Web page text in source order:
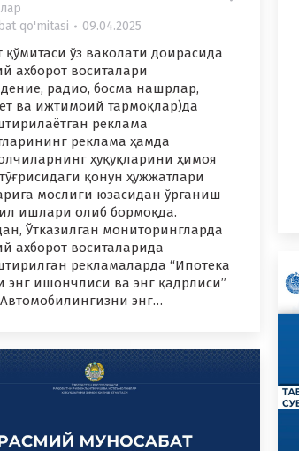
qo'mitasi 09.04.2025
қўмитаси ўз ваколати доирасида
ахборот воситалари
радио, босма нашрлар,
ва ижтимоий тармоқлар)да
реклама
реклама ҳамда
ҳуқуқларини ҳимоя
қонун ҳужжатлари
мослиги юзасидан ўрганиш
ишлари олиб бормоқда.
Ўтказилган мониторингларда
ахборот воситаларида
рекламаларда “Ипотека
энг ишончлиси ва энг қадрлиси”
энг…